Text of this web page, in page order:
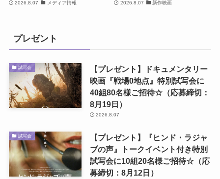
2026.8.07 メディア情報 2026.8.07 新作映画
プレゼント
試写会
【プレゼント】ドキュメンタリー
映画『戦場0地点』特別試写会に
40組80名様ご招待☆（応募締切：
8月19日）
2026.8.07
試写会
【プレゼント】『ヒンド・ラジャ
ブの声』トークイベント付き特別
試写会に10組20名様ご招待☆（応
募締切：8月12日）